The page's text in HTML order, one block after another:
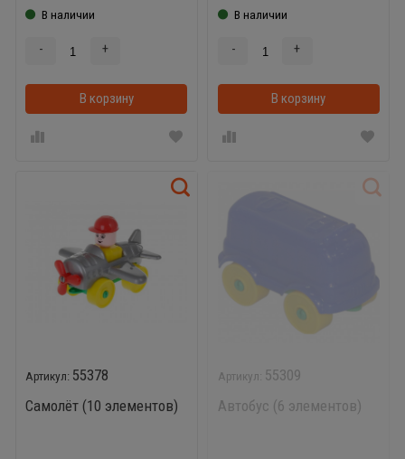
В наличии
- +
В корзину В корзинке
В наличии
- +
В корзину
55378
Самолёт (10 элементов)
55309
Автобус (6 элементов)